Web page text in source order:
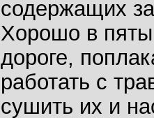
содержащих
Хорошо в
дороге,
работать с
сушить их и